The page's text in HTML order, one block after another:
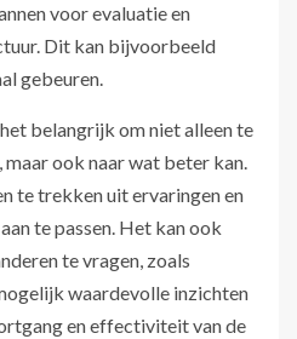
voor evaluatie en
Dit kan bijvoorbeeld
gebeuren.
belangrijk om niet alleen te
ook naar wat beter kan.
te trekken uit ervaringen en
te passen. Het kan ook
te vragen, zoals
waardevolle inzichten
en effectiviteit van de